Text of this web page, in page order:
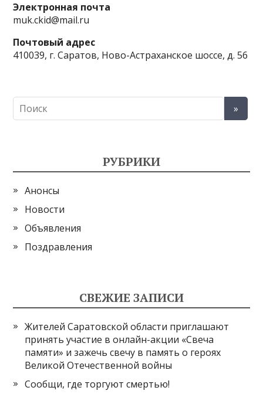
Электронная почта
muk.ckid@mail.ru
Почтовый адрес
410039, г. Саратов, Ново-Астраханское шоссе, д. 56
РУБРИКИ
Анонсы
Новости
Объявления
Поздравления
СВЕЖИЕ ЗАПИСИ
Жителей Саратовской области приглашают
принять участие в онлайн-акции «Свеча
памяти» и зажечь свечу в память о героях
Великой Отечественной войны
Сообщи, где торгуют смертью!